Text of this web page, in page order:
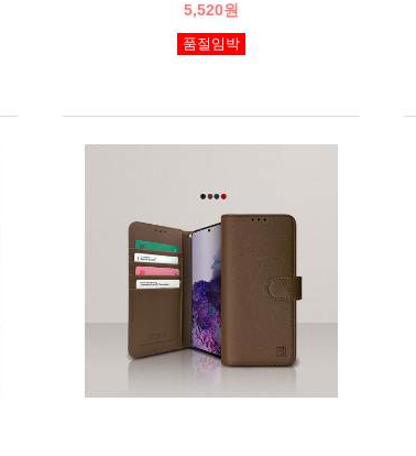
5,520원
품절임박